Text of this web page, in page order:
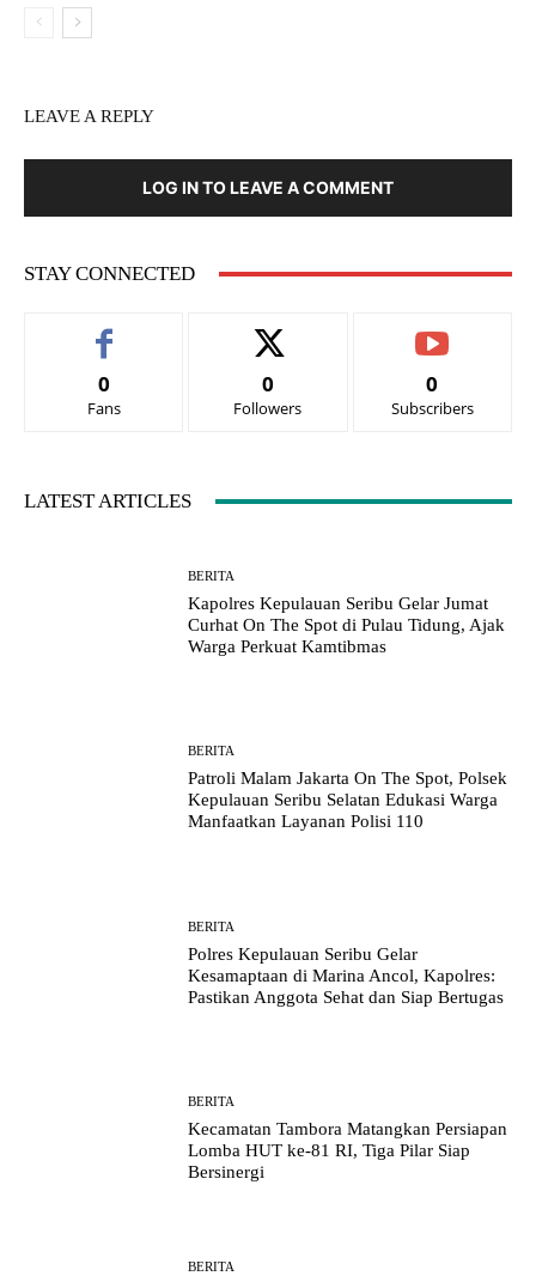
LEAVE A REPLY
LOG IN TO LEAVE A COMMENT
STAY CONNECTED
0
Fans
0
Followers
0
Subscribers
LATEST ARTICLES
BERITA
Kapolres Kepulauan Seribu Gelar Jumat
Curhat On The Spot di Pulau Tidung, Ajak
Warga Perkuat Kamtibmas
BERITA
Patroli Malam Jakarta On The Spot, Polsek
Kepulauan Seribu Selatan Edukasi Warga
Manfaatkan Layanan Polisi 110
BERITA
Polres Kepulauan Seribu Gelar
Kesamaptaan di Marina Ancol, Kapolres:
Pastikan Anggota Sehat dan Siap Bertugas
BERITA
Kecamatan Tambora Matangkan Persiapan
Lomba HUT ke-81 RI, Tiga Pilar Siap
Bersinergi
BERITA